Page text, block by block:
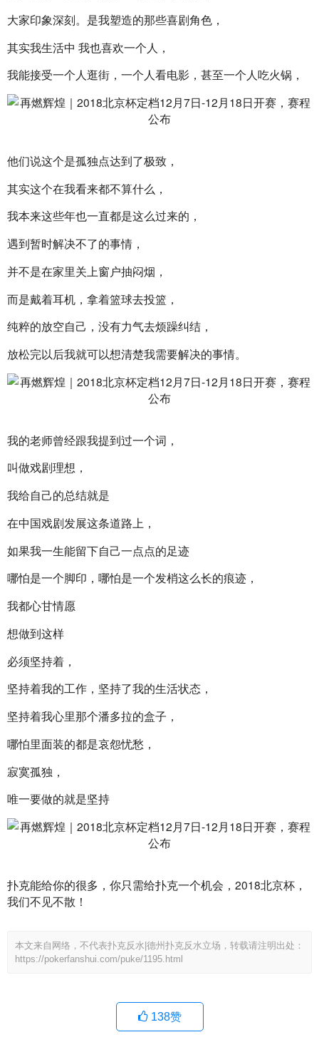
大家印象深刻。是我塑造的那些喜剧角色，
其实我生活中 我也喜欢一个人，
我能接受一个人逛街，一个人看电影，甚至一个人吃火锅，
他们说这个是孤独点达到了极致，
其实这个在我看来都不算什么，
我本来这些年也一直都是这么过来的，
遇到暂时解决不了的事情，
并不是在家里关上窗户抽闷烟，
而是戴着耳机，拿着篮球去投篮，
纯粹的放空自己，没有力气去烦躁纠结，
放松完以后我就可以想清楚我需要解决的事情。
我的老师曾经跟我提到过一个词，
叫做戏剧理想，
我给自己的总结就是
在中国戏剧发展这条道路上，
如果我一生能留下自己一点点的足迹
哪怕是一个脚印，哪怕是一个发梢这么长的痕迹，
我都心甘情愿
想做到这样
必须坚持着，
坚持着我的工作，坚持了我的生活状态，
坚持着我心里那个潘多拉的盒子，
哪怕里面装的都是哀怨忧愁，
寂寞孤独，
唯一要做的就是坚持
扑克能给你的很多，你只需给扑克一个机会，2018北京杯，
我们不见不散！
本文来自网络，不代表扑克反水|德州扑克反水立场，转载请注明出处：
https://pokerfanshui.com/puke/1195.html
138赞